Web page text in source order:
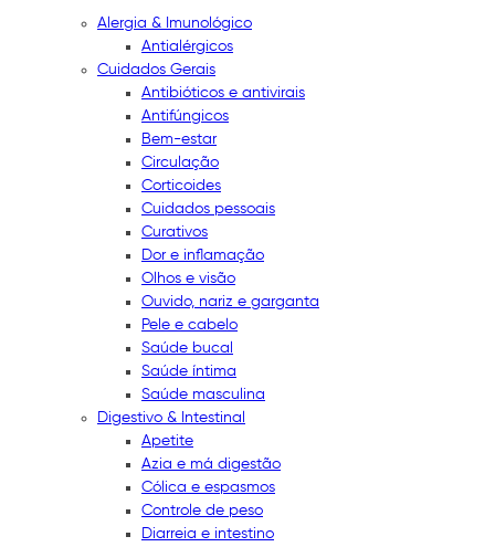
Alergia & Imunológico
Antialérgicos
Cuidados Gerais
Antibióticos e antivirais
Antifúngicos
Bem-estar
Circulação
Corticoides
Cuidados pessoais
Curativos
Dor e inflamação
Olhos e visão
Ouvido, nariz e garganta
Pele e cabelo
Saúde bucal
Saúde íntima
Saúde masculina
Digestivo & Intestinal
Apetite
Azia e má digestão
Cólica e espasmos
Controle de peso
Diarreia e intestino